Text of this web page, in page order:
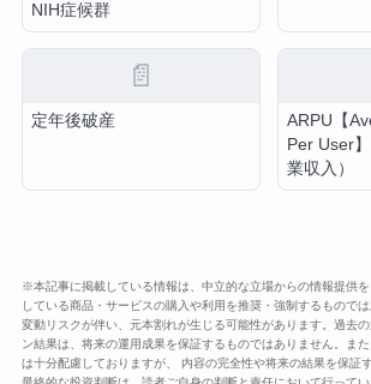
NIH症候群
📄
定年後破産
ARPU【
Per User
業収入）
※本記事に掲載している情報は、中立的な立場からの情報提供
している商品・サービスの購入や利用を推奨・強制するもので
変動リスクが伴い、元本割れが生じる可能性があります。過去
ン結果は、将来の運用成果を保証するものではありません。ま
は十分配慮しておりますが、 内容の完全性や将来の結果を保証